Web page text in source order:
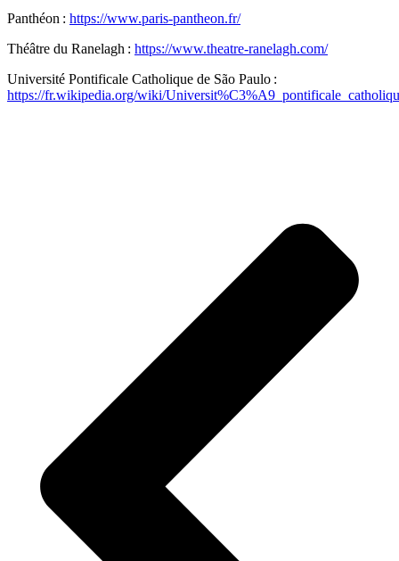
Panthéon : https://www.paris-pantheon.fr/
Théâtre du Ranelagh : https://www.theatre-ranelagh.com/
Université Pontificale Catholique de São Paulo :
https://fr.wikipedia.org/wiki/